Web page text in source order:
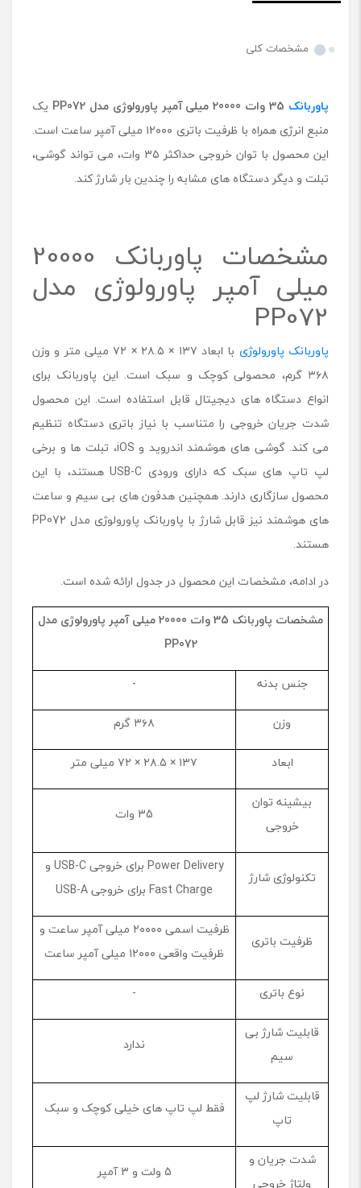
مشخصات کلی
پاوربانک PP072 یک
منبع انرژی همراه با ظرفیت باتری ۱۲۰۰۰ میلی آمپر ساعت است.
این محصول با توان خروجی حداکثر ۳۵ وات، می تواند گوشی،
تبلت و دیگر دستگاه های مشابه را چندین بار شارژ کند.
مشخصات پاوربانک 20000
میلی آمپر پاورولوژی مدل
PP072
پاوربانک پاورولوژی
با ابعاد ۱۳۷ × ۲۸.۵ × ۷۲ میلی متر و وزن
۳۶۸ گرم، محصولی کوچک و سبک است. این پاوربانک برای
انواع دستگاه های دیجیتال قابل استفاده است. این محصول
شدت جریان خروجی را متناسب با نیاز باتری دستگاه تنظیم
می کند. گوشی های هوشمند اندروید و iOS، تبلت ها و برخی
لپ تاپ های سبک که دارای ورودی USB-C هستند، با این
محصول سازگاری دارند. همچنین هدفون های بی سیم و ساعت
های هوشمند نیز قابل شارژ با پاوربانک پاورولوژی مدل PP072
هستند.
در ادامه، مشخصات این محصول در جدول ارائه شده است.
مشخصات پاوربانک 35 وات 20000 میلی آمپر پاورولوژی مدل
PP072
جنس بدنه
-
وزن
۳۶۸ گرم
ابعاد
۱۳۷ × ۲۸.۵ × ۷۲ میلی متر
بیشینه توان
خروجی
35 وات
تکنولوژی شارژ
Power Delivery برای خروجی USB-C و
Fast Charge برای خروجی USB-A
ظرفیت باتری
ظرفیت اسمی ۲۰۰۰۰ میلی آمپر ساعت و
ظرفیت واقعی ۱۲۰۰۰ میلی آمپر ساعت
نوع باتری
-
قابلیت شارژ بی
سیم
ندارد
قابلیت شارژ لپ
تاپ
فقط لپ تاپ های خیلی کوچک و سبک
شدت جریان و
ولتاژ خروجی
5 ولت و 3 آمپر